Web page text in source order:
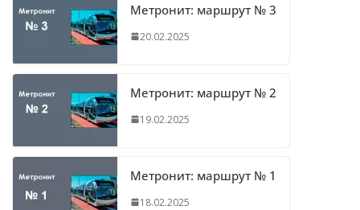
Метронит: маршрут № 3
20.02.2025
Метронит: маршрут № 2
19.02.2025
Метронит: маршрут № 1
18.02.2025